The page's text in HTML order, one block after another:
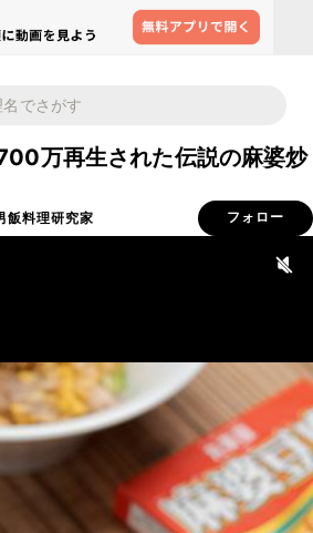
万再生された伝説の麻婆炒
飯料理研究家 フォロー